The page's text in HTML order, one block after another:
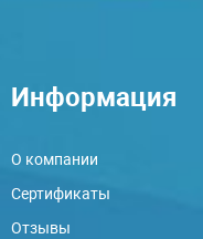
Информация
О компании
Сертификаты
Отзывы